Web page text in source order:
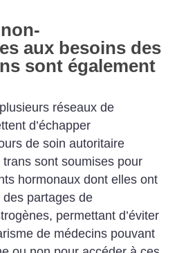
aux besoins des
sont également
réseaux de
d’échapper
de soin autoritaire
sont soumises pour
hormonaux dont elles ont
partages de
permettant d’éviter
de médecins pouvant